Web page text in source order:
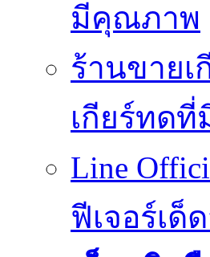
มีคุณภาพ
ร้านขายเ
เกียร์ทด
Line
ฟีเจอร์เด็